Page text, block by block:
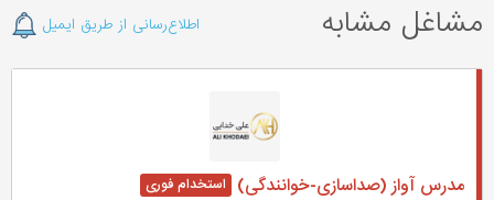
مشاغل مشابه اطلاع‌رسانی از طریق ایمیل
مدرس آواز (صداسازی-خوانندگی)